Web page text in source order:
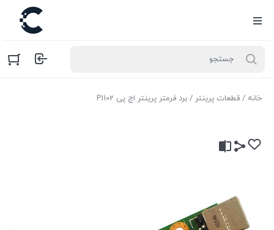
خانه / قطعات پرینتر / برد فرمتر پرینتر اچ پی P1102